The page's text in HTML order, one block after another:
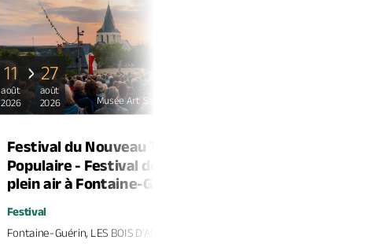
Musée Art Sacré et Métiers d'Art
11
août
2026
27
août
2026
Festival du Nouveau Théâtre
Populaire - Festival de théâtre en
plein air à Fontaine-Guérin
Festival
Fontaine-Guérin, LES BOIS D'ANJOU